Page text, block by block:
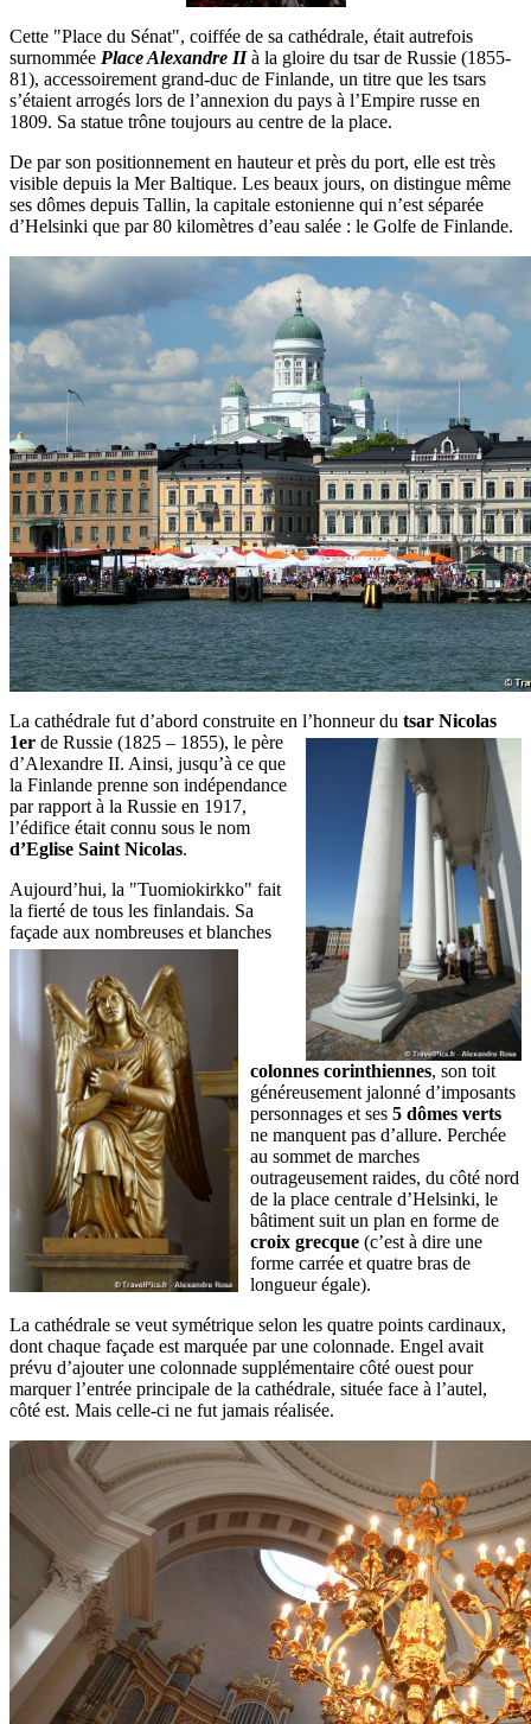
Cette "Place du Sénat", coiffée de sa cathédrale, était autrefois
surnommée Place Alexandre IIà la gloire du tsar de Russie (1855-
81), accessoirement grand-duc de Finlande, un titre que les tsars
s’étaient arrogés lors de l’annexion du pays à l’Empire russe en
1809. Sa statue trône toujours au centre de la place.
De par son positionnement en hauteur et près du port, elle est très
visible depuis la Mer Baltique. Les beaux jours, on distingue même
ses dômes depuis Tallin, la capitale estonienne qui n’est séparée
d’Helsinki que par 80 kilomètres d’eau salée : le Golfe de Finlande.
La cathédrale fut d’abord construite en l’honneur du tsar Nicolas
1er de Russie (1825 – 1855), le père
d’Alexandre II. Ainsi, jusqu’à ce que
la Finlande prenne son indépendance
par rapport à la Russie en 1917,
l’édifice était connu sous le nom
d’Eglise Saint Nicolas.
Aujourd’hui, la "Tuomiokirkko" fait
la fierté de tous les finlandais. Sa
façade aux nombreuses et blanches
colonnes corinthiennes, son toit
généreusement jalonné d’imposants
personnages et ses 5 dômes verts
ne manquent pas d’allure. Perchée
au sommet de marches
outrageusement raides, du côté nord
de la place centrale d’Helsinki, le
bâtiment suit un plan en forme de
croix grecque (c’est à dire une
forme carrée et quatre bras de
longueur égale).
La cathédrale se veut symétrique selon les quatre points cardinaux,
dont chaque façade est marquée par une colonnade. Engel avait
prévu d’ajouter une colonnade supplémentaire côté ouest pour
marquer l’entrée principale de la cathédrale, située face à l’autel,
côté est. Mais celle-ci ne fut jamais réalisée.